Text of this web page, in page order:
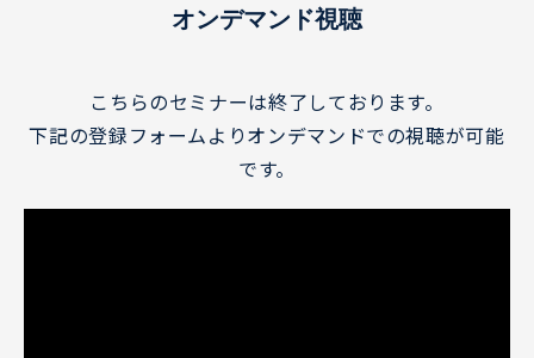
オンデマンド視聴
こちらのセミナーは終了しております。
下記の登録フォームよりオンデマンドでの視聴が可能
です。